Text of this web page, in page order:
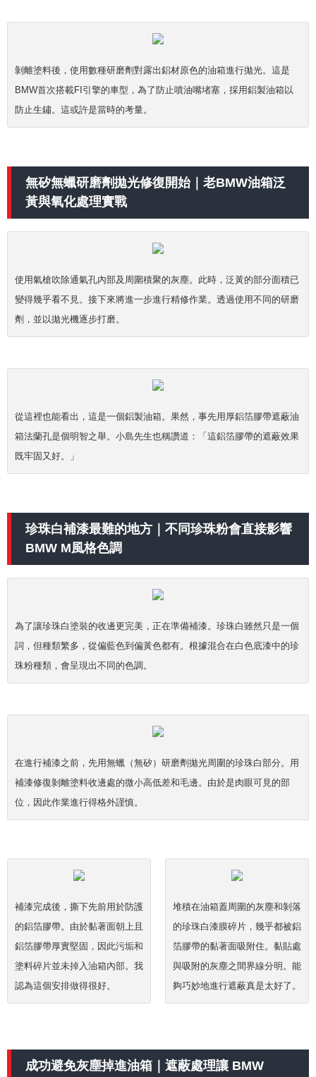
剝離塗料後，使用數種研磨劑對露出鋁材原色的油箱進行拋光。這是
BMW首次搭載FI引擎的車型，為了防止噴油嘴堵塞，採用鋁製油箱以
防止生鏽。這或許是當時的考量。
無矽無蠟研磨劑拋光修復開始｜老BMW油箱泛
黃與氧化處理實戰
使用氣槍吹除通氣孔內部及周圍積聚的灰塵。此時，泛黃的部分面積已
變得幾乎看不見。接下來將進一步進行精修作業。透過使用不同的研磨
劑，並以拋光機逐步打磨。
從這裡也能看出，這是一個鋁製油箱。果然，事先用厚鋁箔膠帶遮蔽油
箱法蘭孔是個明智之舉。小島先生也稱讚道：「這鋁箔膠帶的遮蔽效果
既牢固又好。」
珍珠白補漆最難的地方｜不同珍珠粉會直接影響
BMW M風格色調
為了讓珍珠白塗裝的收邊更完美，正在準備補漆。珍珠白雖然只是一個
詞，但種類繁多，從偏藍色到偏黃色都有。根據混合在白色底漆中的珍
珠粉種類，會呈現出不同的色調。
在進行補漆之前，先用無蠟（無矽）研磨劑拋光周圍的珍珠白部分。用
補漆修復剝離塗料收邊處的微小高低差和毛邊。由於是肉眼可見的部
位，因此作業進行得格外謹慎。
補漆完成後，撕下先前用於防護
的鋁箔膠帶。由於黏著面朝上且
鋁箔膠帶厚實堅固，因此污垢和
塗料碎片並未掉入油箱內部。我
認為這個安排做得很好。
堆積在油箱蓋周圍的灰塵和剝落
的珍珠白漆膜碎片，幾乎都被鋁
箔膠帶的黏著面吸附住。黏貼處
與吸附的灰塵之間界線分明。能
夠巧妙地進行遮蔽真是太好了。
成功避免灰塵掉進油箱｜遮蔽處理讓 BMW